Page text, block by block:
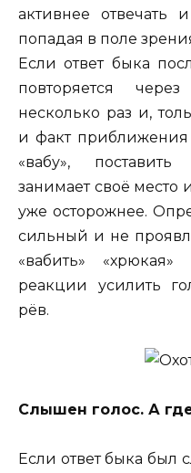
активнее отвечать
попадая в поле
Если ответ быка
повторяется
несколько раз и,
и факт приближения
«вабу»,
занимает своё место
уже осторожнее.
сильный и не
«вабить»
реакции усилить
рёв.
Слышен голос. А
Если ответ быка был